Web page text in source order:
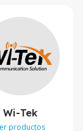
Wi-Tek
productos